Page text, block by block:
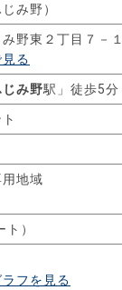
み野）
野東２丁目７－１
る
じみ野駅」徒歩5分
地域
）
フを見る